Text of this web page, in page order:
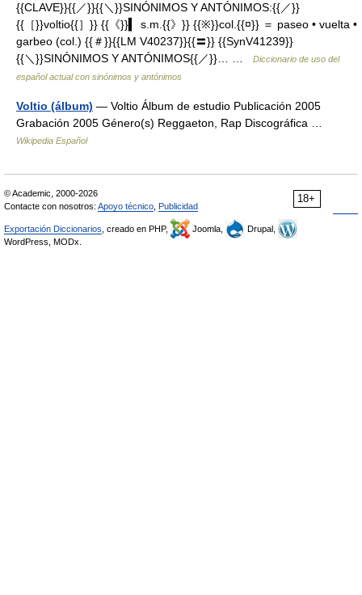
{{CLAVE}}{{／}}{{＼}}SINÓNIMOS Y ANTÓNIMOS:{{／}}
{{［}}voltio{{］}} {{《}}▍ s.m.{{》}} {{※}}col.{{¤}} ＝ paseo • vuelta •
garbeo (col.) {{＃}}{{LM V40237}}{{〓}} {{SynV41239}}
{{＼}}SINÓNIMOS Y ANTÓNIMOS{{／}}… …
Diccionario de uso del
español actual con sinónimos y antónimos
Voltio (álbum) — Voltio Álbum de estudio Publicación 2005
Grabación 2005 Género(s) Reggaeton, Rap Discográfica …
Wikipedia Español
18+
© Academic, 2000-2026
Contacte con nosotros: Apoyo técnico Publicidad
Exportación Diccionarios , creado en PHP, Joomla,
Drupal,
WordPress, MODx.